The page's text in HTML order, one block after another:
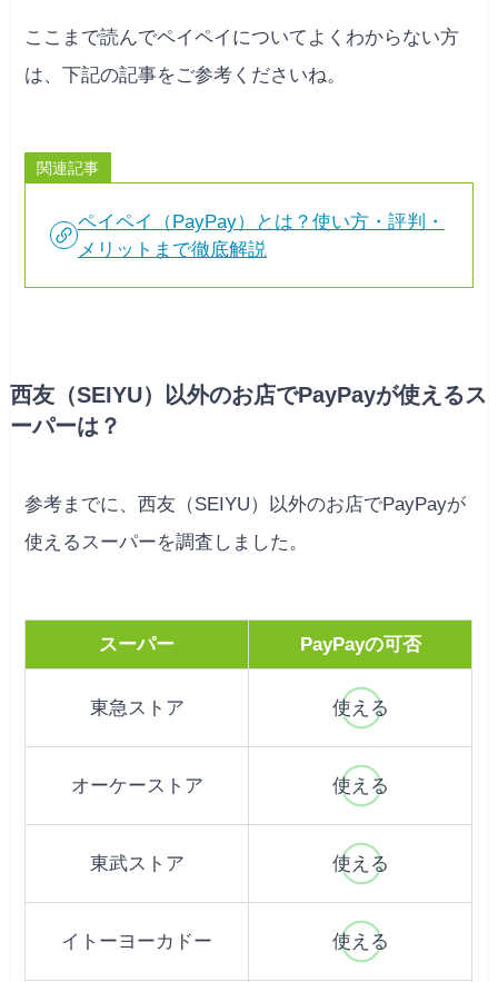
ここまで読んでペイペイについてよくわからない方
は、下記の記事をご参考くださいね。
関連記事
ペイペイ（PayPay）とは？使い方・評判・
メリットまで徹底解説
西友（SEIYU）以外のお店でPayPayが使えるス
ーパーは？
参考までに、西友（SEIYU）以外のお店でPayPayが
使えるスーパーを調査しました。
スーパー PayPayの可否
東急ストア 使える
オーケーストア 使える
東武ストア 使える
イトーヨーカドー 使える